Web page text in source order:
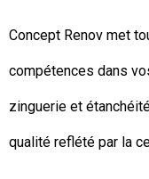
Concept Renov met
compétences dans
zinguerie et
qualité reflété par la